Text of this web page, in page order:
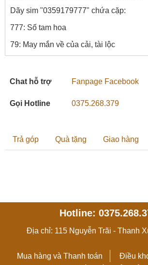
Dãy sim "0359179777" chứa cặp:
777: Số tam hoa
79: May mắn về của cải, tài lộc
Chat hỗ trợ Fanpage Facebook
Gọi Hotline 0375.268.379
Trả góp Quà tặng Giao hàng
Hotline:
Địa chỉ: 115 Nguyễn Trãi - Thanh
Mua hàng và Thanh toán
Điều